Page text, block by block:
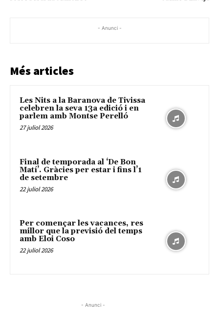
- Anunci -
Més articles
Les Nits a la Baranova de Tivissa
celebren la seva 13a edició i en
parlem amb Montse Perelló
27 juliol 2026
Final de temporada al ‘De Bon
Matí’. Gràcies per estar i fins l’1
de setembre
22 juliol 2026
Per començar les vacances, res
millor que la previsió del temps
amb Eloi Coso
22 juliol 2026
- Anunci -